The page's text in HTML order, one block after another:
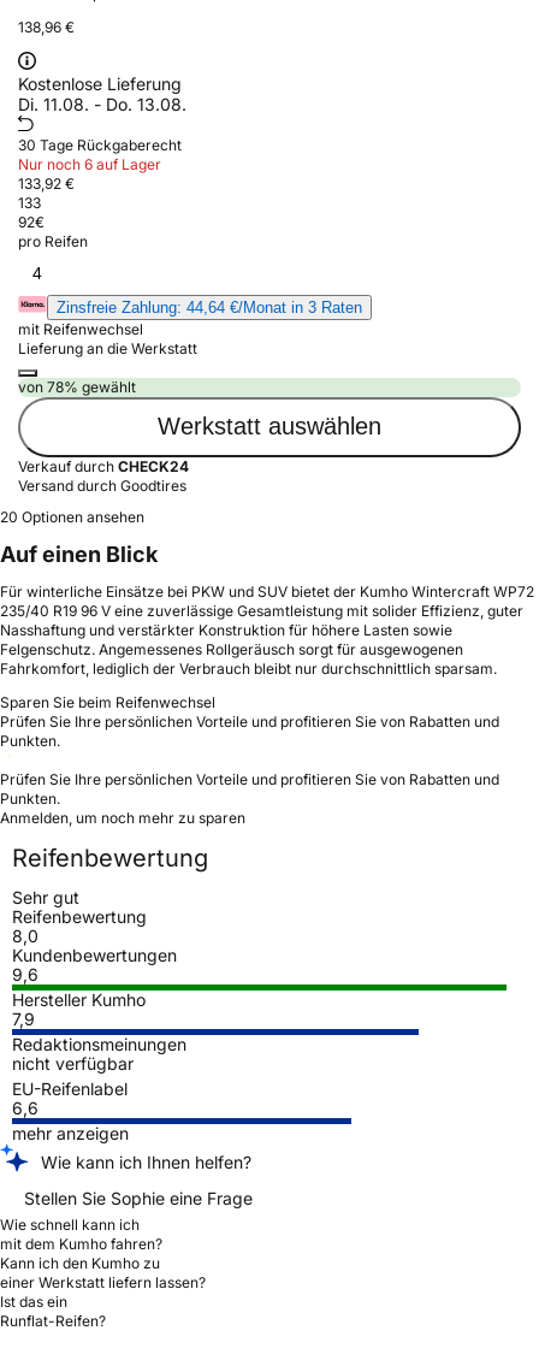
138,96 €
Kostenlose Lieferung
Di. 11.08. - Do. 13.08.
30 Tage Rückgaberecht
Nur noch 6 auf Lager
133,92 €
133
92€
pro Reifen
4
Zinsfreie Zahlung: 44,64 €/Monat in 3 Raten
mit Reifenwechsel
Lieferung an die Werkstatt
von 78% gewählt
Werkstatt auswählen
Verkauf durch CHECK24
Versand durch Goodtires
20 Optionen ansehen
Auf einen Blick
Für winterliche Einsätze bei PKW und SUV bietet der Kumho Wintercraft WP72
235/40 R19 96 V eine zuverlässige Gesamtleistung mit solider Effizienz, guter
Nasshaftung und verstärkter Konstruktion für höhere Lasten sowie
Felgenschutz. Angemessenes Rollgeräusch sorgt für ausgewogenen
Fahrkomfort, lediglich der Verbrauch bleibt nur durchschnittlich sparsam.
Sparen Sie beim Reifenwechsel
Prüfen Sie Ihre persönlichen Vorteile und profitieren Sie von Rabatten und
Punkten.
Prüfen Sie Ihre persönlichen Vorteile und profitieren Sie von Rabatten und
Punkten.
Anmelden, um noch mehr zu sparen
Reifenbewertung
Sehr gut
Reifenbewertung
8,0
Kundenbewertungen
9,6
Hersteller Kumho
7,9
Redaktionsmeinungen
nicht verfügbar
EU-Reifenlabel
6,6
mehr anzeigen
Wie kann ich Ihnen helfen?
Stellen Sie Sophie eine Frage
Wie schnell kann ich
mit dem Kumho fahren?
Kann ich den Kumho zu
einer Werkstatt liefern lassen?
Ist das ein
Runflat-Reifen?